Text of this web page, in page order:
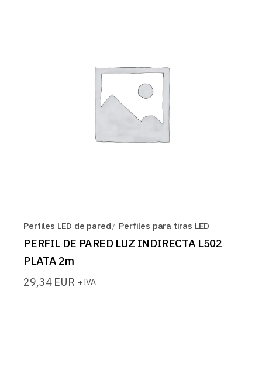
Perfiles LED de pared Perfiles para tiras LED
PERFIL DE PARED LUZ INDIRECTA L502
PLATA 2m
29,34 EUR +IVA